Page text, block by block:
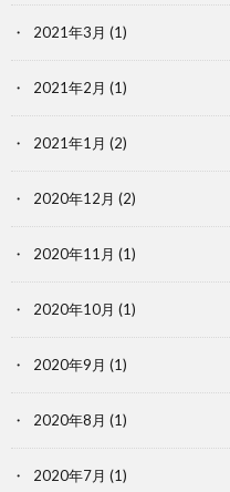
2021年3月 (1)
2021年2月 (1)
2021年1月 (2)
2020年12月 (2)
2020年11月 (1)
2020年10月 (1)
2020年9月 (1)
2020年8月 (1)
2020年7月 (1)